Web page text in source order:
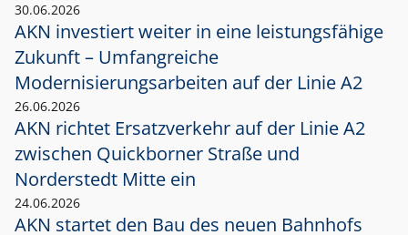
30.06.2026
AKN investiert weiter in eine leistungsfähige
Zukunft – Umfangreiche
Modernisierungsarbeiten auf der Linie A2
26.06.2026
AKN richtet Ersatzverkehr auf der Linie A2
zwischen Quickborner Straße und
Norderstedt Mitte ein
24.06.2026
AKN startet den Bau des neuen Bahnhofs